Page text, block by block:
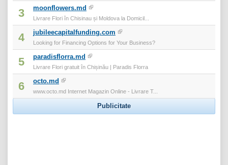
3 moonflowers.md
Livrare Flori în Chisinau și Moldova la Domicil...
4 jubileecapitalfunding.com
Looking for Financing Options for Your Business?
5 paradisflorra.md
Livrare Flori gratuit în Chișinău | Paradis Florra
6 octo.md
www.octo.md Internet Magazin Online - Livrare T...
Publicitate